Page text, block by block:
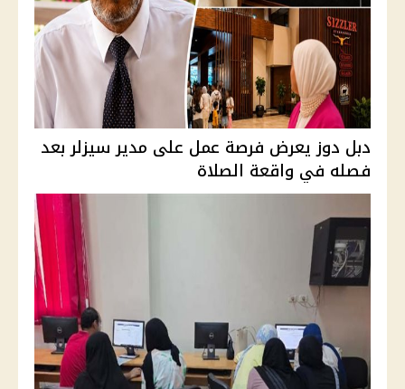
دبل دوز يعرض فرصة عمل على مدير سيزلر بعد
فصله في واقعة الصلاة